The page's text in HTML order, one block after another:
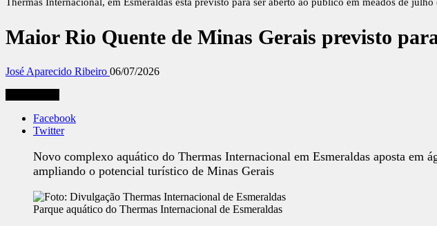
Maior Rio Quente de Minas Gerais previsto
José Aparecido Ribeiro 06/07/2026
Facebook
Twitter
Novo complexo aquático do Thermas Internacional em Esmeraldas aposta em
ampliando o potencial turístico de Minas Gerais
Parque aquático do Thermas Internacional de Esmeraldas